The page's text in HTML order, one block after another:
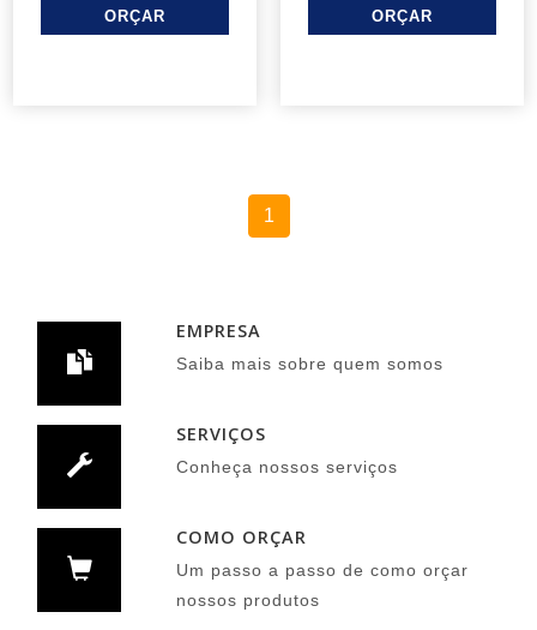
1
EMPRESA
Saiba mais sobre quem somos
SERVIÇOS
Conheça nossos serviços
COMO ORÇAR
Um passo a passo de como orçar
nossos produtos